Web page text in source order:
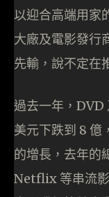
以迎合高端用家
大廠及電影發行
先輸，說不定在
過去一年，DVD
美元下跌到 8 億
的增長，去年的
Netflix 等串流